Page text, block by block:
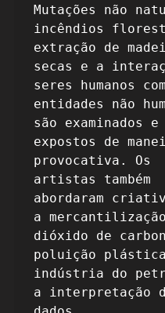
Mutações não
incêndios
extração de
secas e a
seres humanos com
entidades não
são examinados e
expostos de
provocativa. Os
artistas também
abordaram
a
dióxido de
poluição
indústria do
a interpretação